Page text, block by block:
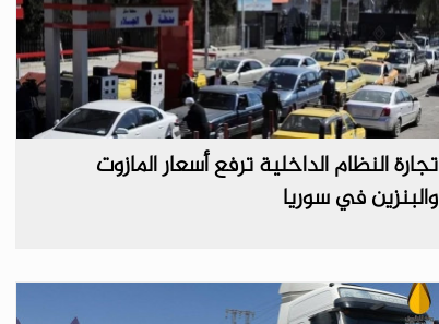
تجارة النظام الداخلية ترفع أسعار المازوت
والبنزين في سوريا